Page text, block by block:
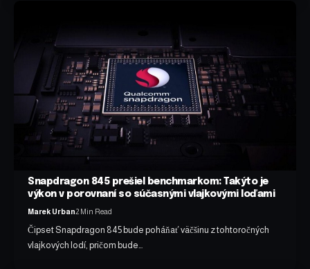
Snapdragon 845 prešiel benchmarkom: Takýto je
výkon v porovnaní so súčasnými vlajkovými loďami
Marek Urban2 Min Read
Čipset Snapdragon 845 bude poháňať väčšinu z tohtoročných
vlajkových lodí, pričom bude…